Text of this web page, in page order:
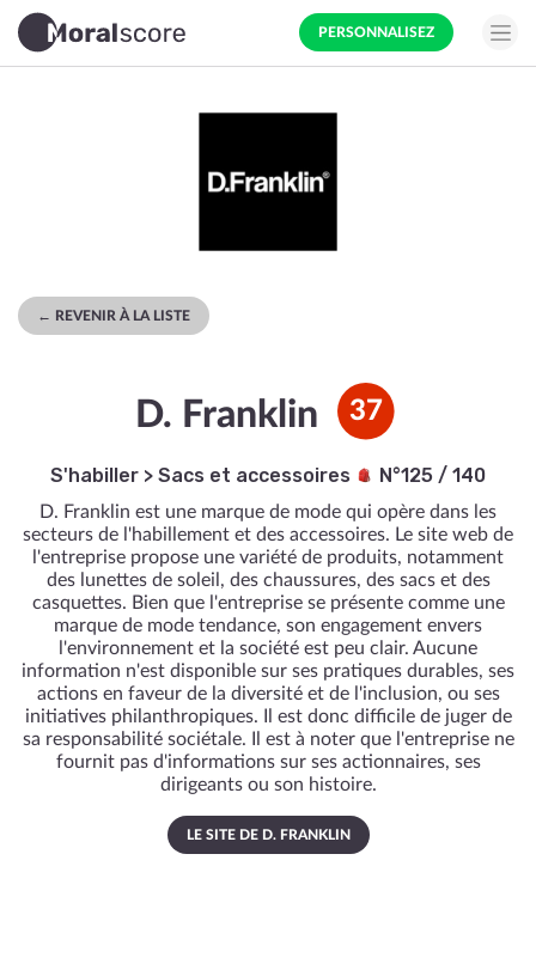
PERSONNALISEZ
← REVENIR À LA LISTE
D. Franklin 37
S'habiller > Sacs et accessoires N°125 / 140
D. Franklin est une marque de mode qui opère dans les
secteurs de l'habillement et des accessoires. Le site web de
l'entreprise propose une variété de produits, notamment
des lunettes de soleil, des chaussures, des sacs et des
casquettes. Bien que l'entreprise se présente comme une
marque de mode tendance, son engagement envers
l'environnement et la société est peu clair. Aucune
information n'est disponible sur ses pratiques durables, ses
actions en faveur de la diversité et de l'inclusion, ou ses
initiatives philanthropiques. Il est donc difficile de juger de
sa responsabilité sociétale. Il est à noter que l'entreprise ne
fournit pas d'informations sur ses actionnaires, ses
dirigeants ou son histoire.
LE SITE DE D. FRANKLIN